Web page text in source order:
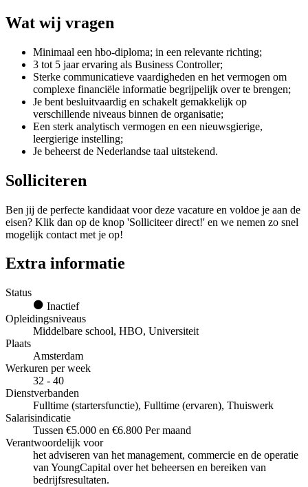
Wat wij vragen
Minimaal een hbo-diploma; in een relevante richting;
3 tot 5 jaar ervaring als Business Controller;
Sterke communicatieve vaardigheden en het vermogen om
complexe financiële informatie begrijpelijk over te brengen;
Je bent besluitvaardig en schakelt gemakkelijk op
verschillende niveaus binnen de organisatie;
Een sterk analytisch vermogen en een nieuwsgierige,
leergierige instelling;
Je beheerst de Nederlandse taal uitstekend.
Solliciteren
Ben jij de perfecte kandidaat voor deze vacature en voldoe je aan de
eisen? Klik dan op de knop 'Solliciteer direct!' en we nemen zo snel
mogelijk contact met je op!
Extra informatie
Status
Inactief
Opleidingsniveaus
Middelbare school, HBO, Universiteit
Plaats
Amsterdam
Werkuren per week
32 - 40
Dienstverbanden
Fulltime (startersfunctie), Fulltime (ervaren), Thuiswerk
Salarisindicatie
Tussen €5.000 en €6.800 Per maand
Verantwoordelijk voor
het adviseren van het management, commercie en de operatie
van YoungCapital over het beheersen en bereiken van
bedrijfsresultaten.